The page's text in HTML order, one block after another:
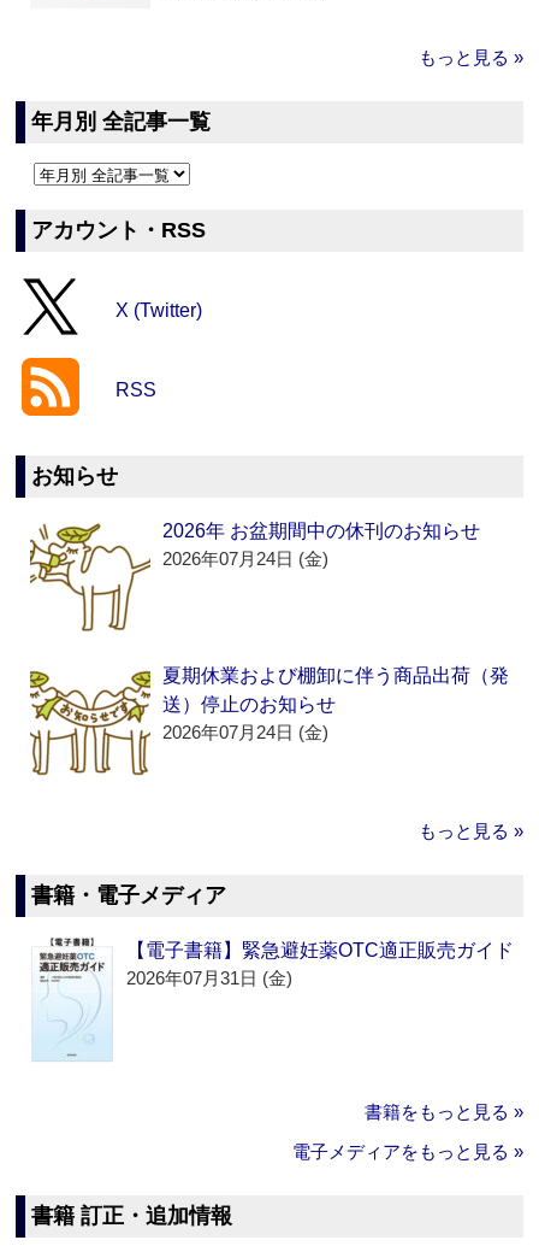
もっと見る »
年月別 全記事一覧
アカウント・RSS
X (Twitter)
RSS
お知らせ
2026年 お盆期間中の休刊のお知らせ
2026年07月24日 (金)
夏期休業および棚卸に伴う商品出荷（発
送）停止のお知らせ
2026年07月24日 (金)
もっと見る »
書籍・電子メディア
【電子書籍】緊急避妊薬OTC適正販売ガイド
2026年07月31日 (金)
書籍をもっと見る »
電子メディアをもっと見る »
書籍 訂正・追加情報